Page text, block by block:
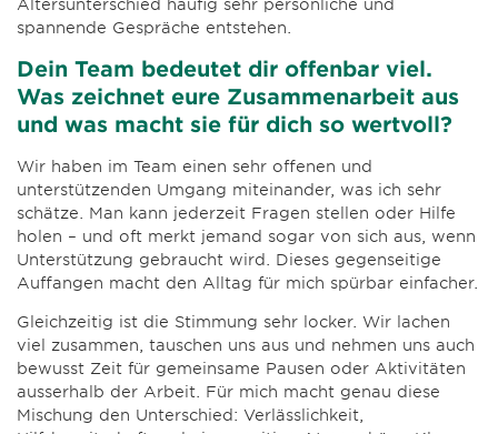
Altersunterschied häufig sehr persönliche und
spannende Gespräche entstehen.
Dein Team bedeutet dir offenbar viel.
Was zeichnet eure Zusammenarbeit aus
und was macht sie für dich so wertvoll?
Wir haben im Team einen sehr offenen und
unterstützenden Umgang miteinander, was ich sehr
schätze. Man kann jederzeit Fragen stellen oder Hilfe
holen – und oft merkt jemand sogar von sich aus, wenn
Unterstützung gebraucht wird. Dieses gegenseitige
Auffangen macht den Alltag für mich spürbar einfacher.
Gleichzeitig ist die Stimmung sehr locker. Wir lachen
viel zusammen, tauschen uns aus und nehmen uns auch
bewusst Zeit für gemeinsame Pausen oder Aktivitäten
ausserhalb der Arbeit. Für mich macht genau diese
Mischung den Unterschied: Verlässlichkeit,